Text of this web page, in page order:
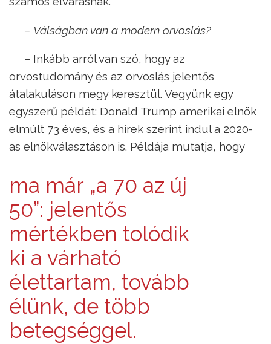
– Válságban van a modern orvoslás?
– Inkább arról van szó, hogy az
orvostudomány és az orvoslás jelentős
átalakuláson megy keresztül. Vegyünk egy
egyszerű példát: Donald Trump amerikai elnök
elmúlt 73 éves, és a hírek szerint indul a 2020-
as elnökválasztáson is. Példája mutatja, hogy
ma már „a 70 az új
50”: jelentős
mértékben tolódik
ki a várható
élettartam, tovább
élünk, de több
betegséggel.